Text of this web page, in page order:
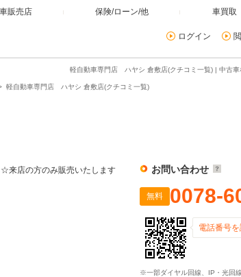
販売店 保険/ローン/他 車買取
ログイン
軽自動車専門店 ハヤシ 倉敷店(クチコミ一覧) | 中古車
軽自動車専門店 ハヤシ 倉敷店(クチコミ一覧)
来店の方のみ販売いたします お問い合わせ
無料 0078-
電話番号
※一部ダイヤル回線、IP・光回線